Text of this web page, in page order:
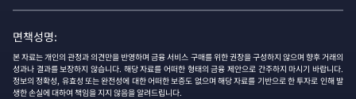
면책성명:
본 자료는 개인의 관정과 의견만을 반영하며 금융 서비스 구매를 위한 권장을 구성하지 않으며 향후 거래의
성과나 결과를 보장하지 않습니다. 해당 자료를 어떠한 형태의 금융 제안으로 간주하지 마시기 바랍니다.
정보의 정확성, 유효성 또는 완전성에 대한 어떠한 보증도 없으며 해당 자료를 기반으로 한 투자로 인해 발
생한 손실에 대하여 책임을 지지 않음을 알려드립니다.